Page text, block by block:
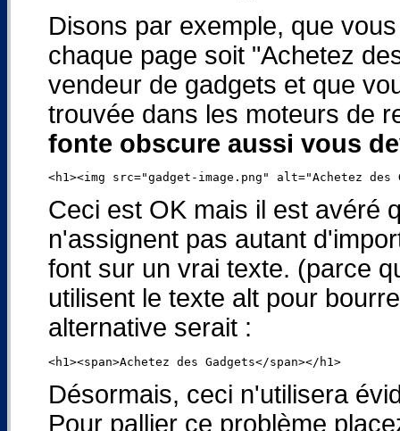
Disons par exemple, que
chaque page soit "Achetez
vendeur de gadgets et que
trouvée dans les moteurs de
fonte obscure aussi vous
Ceci est OK mais il est avéré
n'assignent pas autant
font sur un vrai texte. (parce
utilisent le texte alt pour
alternative serait :
Désormais, ceci n'utilisera
Pour pallier ce problème